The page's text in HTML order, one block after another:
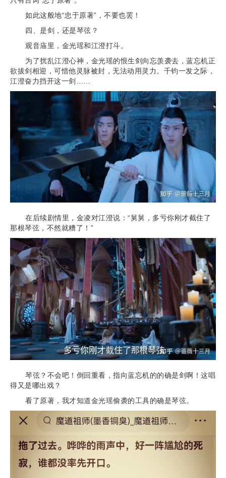
如此这般地“忠于原著”，不要也罢！
四、是剑，还是琴弦？
观音庙里，金光瑶和江澄打斗。
为了扰乱江澄心神，金光瑶的恨生剑向忘羡袭去，蓝忘机正
欲拔剑相迎，可惜他灵脉被封，无法动用灵力。千钧一发之际，
江澄奋力挡开这一剑……
在后续剧情里，金凌对江澄说：“舅舅，多亏你刚才截住了
那根琴弦，不然就糟了！”
琴弦？不会吧！倒回重看，指向蓝忘机的的确是剑啊！这唱
得又是哪出戏？
看了原著，我才知道金光瑶偷袭的工具的确是琴弦。